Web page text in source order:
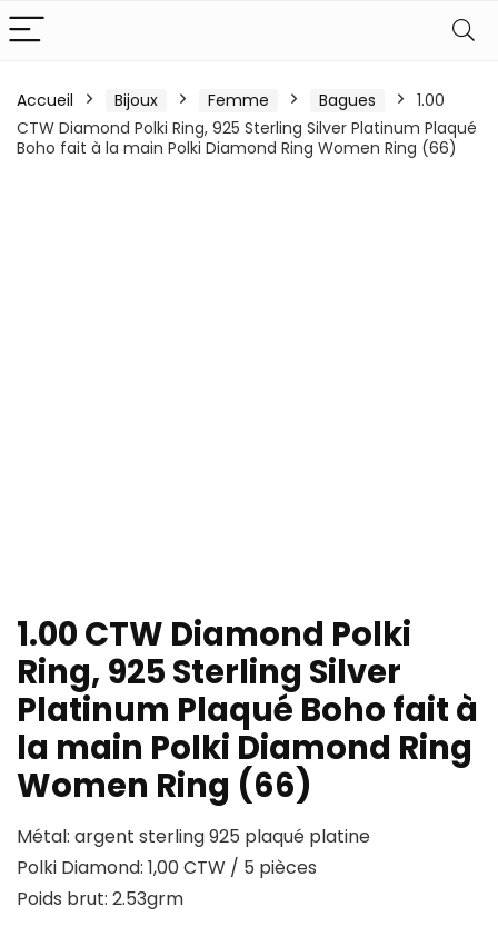
Accueil Bijoux Femme Bagues
1.00
CTW Diamond Polki Ring, 925 Sterling Silver Platinum Plaqué
Boho fait à la main Polki Diamond Ring Women Ring (66)
1.00 CTW Diamond Polki
Ring, 925 Sterling Silver
Platinum Plaqué Boho fait à
la main Polki Diamond Ring
Women Ring (66)
Métal: argent sterling 925 plaqué platine
Polki Diamond: 1,00 CTW / 5 pièces
Poids brut: 2.53grm